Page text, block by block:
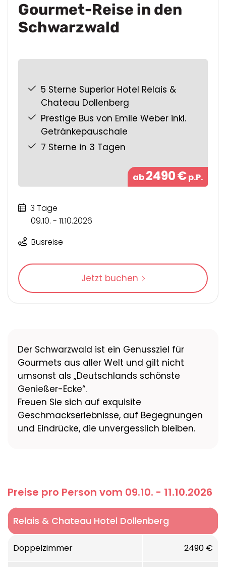
Gourmet-Reise in den
Schwarzwald
5 Sterne Superior Hotel Relais &
Chateau Dollenberg
Prestige Bus von Emile Weber inkl.
Getränkepauschale
7 Sterne in 3 Tagen
ab2490€p.P.
3 Tage
09.10. - 11.10.2026
Busreise
Jetzt buchen
Der Schwarzwald ist ein Genussziel für
Gourmets aus aller Welt und gilt nicht
umsonst als „Deutschlands schönste
Genießer-Ecke“.
Freuen Sie sich auf exquisite
Geschmackserlebnisse, auf Begegnungen
und Eindrücke, die unvergesslich bleiben.
Preise pro Person vom 09.10. - 11.10.2026
Relais & Chateau Hotel Dollenberg
Doppelzimmer 2490 €